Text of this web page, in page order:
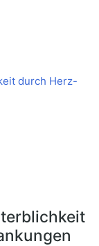
durch Herz-